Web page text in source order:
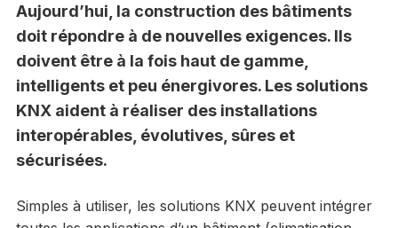
Aujourd’hui, la construction des bâtiments
doit répondre à de nouvelles exigences. Ils
doivent être à la fois haut de gamme,
intelligents et peu énergivores. Les solutions
KNX aident à réaliser des installations
interopérables, évolutives, sûres et
sécurisées.
Simples à utiliser, les solutions KNX peuvent intégrer